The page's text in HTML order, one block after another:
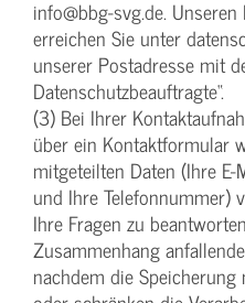
info@bbg-svg.de.
erreichen Sie unter
unserer Postadresse mit
Datenschutzbeauftragte“.
(3) Bei Ihrer
über ein Kontaktformular
mitgeteilten Daten (Ihre
und Ihre Telefonnummer)
Ihre Fragen zu
Zusammenhang
nachdem die